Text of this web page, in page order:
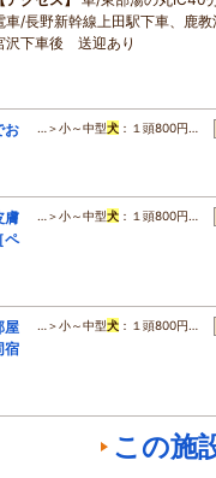
車/長野新幹線上田駅下車、鹿
沢下車後 送迎あり
お
…＞小～中型犬 ：１頭800円…
膚
ペ
…＞小～中型犬 ：１頭800円…
屋
宿
…＞小～中型犬 ：１頭800円…
この施